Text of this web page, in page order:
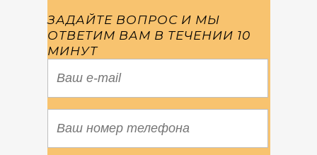
ЗАДАЙТЕ ВОПРОС И МЫ
ОТВЕТИМ ВАМ В ТЕЧЕНИИ 10
МИНУТ